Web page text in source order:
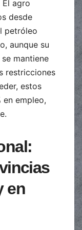
agro
desde
petróleo
aunque su
mantiene
restricciones
estos
en empleo,
en